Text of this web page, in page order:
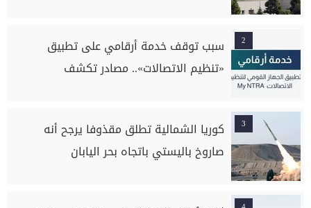
2
سبب توقف خدمة أرقامي على تطبيق
«تنظيم الاتصالات».. مصادر تكشف
3
كوريا الشمالية تطلق مقذوفا يرجح أنه
صاروخ باليستي باتجاه بحر اليابان